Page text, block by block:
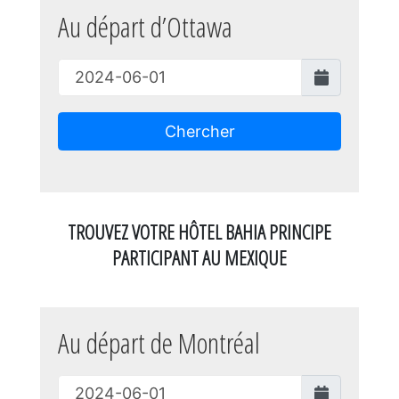
Au départ d’Ottawa
Chercher
TROUVEZ VOTRE HÔTEL BAHIA PRINCIPE
PARTICIPANT AU MEXIQUE
Au départ de Montréal